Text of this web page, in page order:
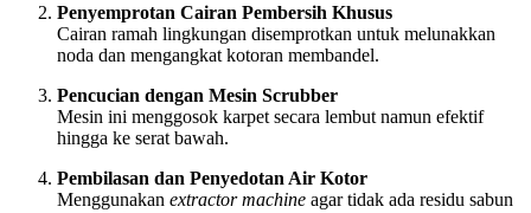
Penyemprotan Cairan Pembersih Khusus
Cairan ramah lingkungan disemprotkan untuk melunakkan
noda dan mengangkat kotoran membandel.
Pencucian dengan Mesin Scrubber
Mesin ini menggosok karpet secara lembut namun efektif
hingga ke serat bawah.
Pembilasan dan Penyedotan Air Kotor
Menggunakan extractor machine agar tidak ada residu sabun